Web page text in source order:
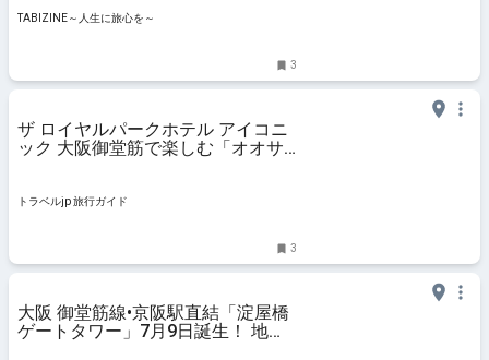
TABIZINE～人生に旅心を～
3
ザ ロイヤルパークホテル アイコニ
ック 大阪御堂筋で楽しむ「オオサ
トラベルjp 旅行ガイド
3
大阪 御堂筋線•京阪駅直結「淀屋橋
ゲートタワー」7月9日誕生！ 地上